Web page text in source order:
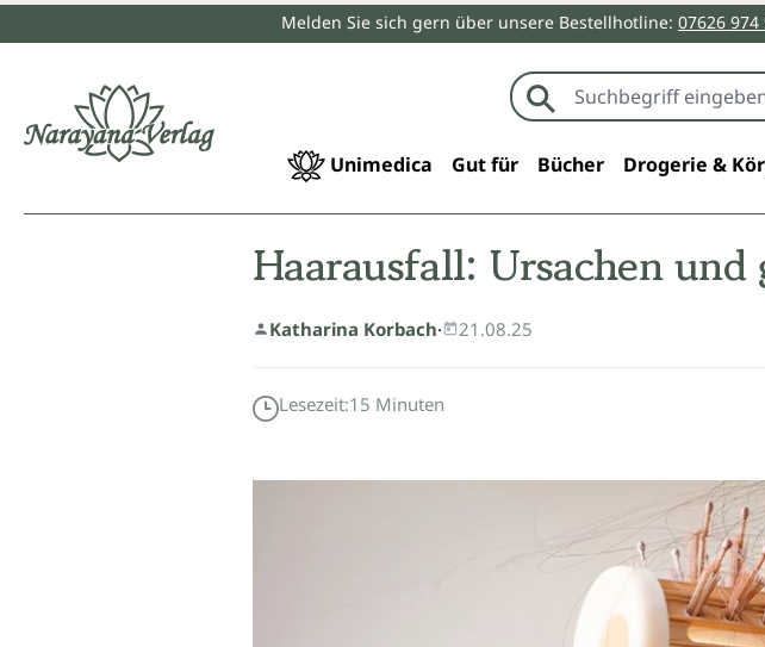
Zur Hauptnavigation springenMelden Sie sich gern über unsere Bestellhotline: 07626 974
Unimedica Gut für Bücher Drogerie &
Haarausfall: Ursachen
Katharina Korbach· 21.08.25
Lesezeit:15 Minuten